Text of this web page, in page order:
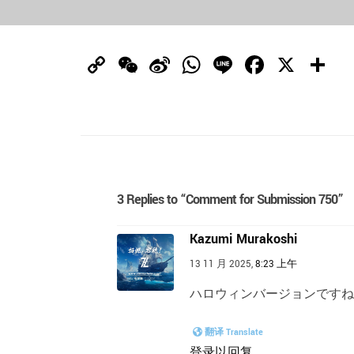
CopyWeChat
SinaWhatsApp
Line Facebook
X
3 Replies to “Comment for Submission 750”
Kazumi Murakoshi
13 11 月 2025,8:23 上午
ハロウィンバージョンです
翻译 Translate